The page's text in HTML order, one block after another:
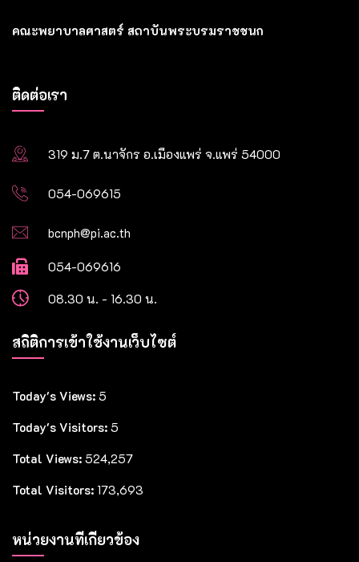
คณะพยาบาลศาสตร์ สถาบันพระบรมราชชนก
ติดต่อเรา
319 ม.7 ต.นาจักร อ.เมืองแพร่ จ.แพร่ 54000
054-069615
bcnph@pi.ac.th
054-069616
08.30 น. - 16.30 น.
สถิติการเข้าใช้งานเว็บไซต์
Today's Views: 5
Today's Visitors: 5
Total Views: 524,257
Total Visitors: 173,693
หน่วยงานที่เกี่ยวข้อง